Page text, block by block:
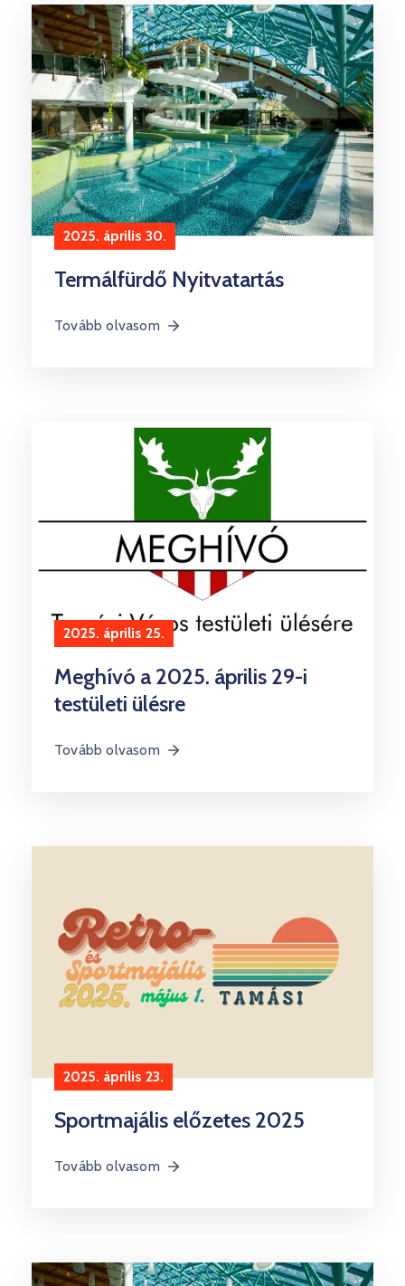
Kultúra
Keresés
2025. április 30.
Termálfürdő Nyitvatartás
Tovább olvasom
2025. április 25.
Meghívó a 2025. április 29-i
testületi ülésre
Tovább olvasom
2025. április 23.
Sportmajális előzetes 2025
Tovább olvasom